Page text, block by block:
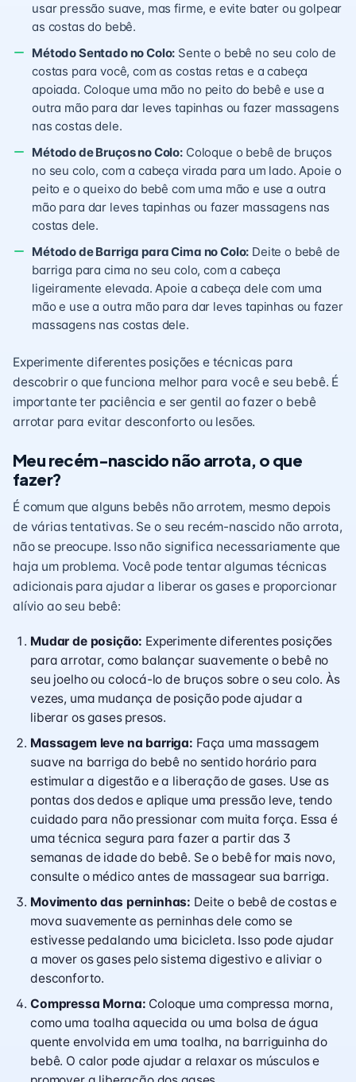
usar pressão suave, mas firme, e evite bater ou golpear
as costas do bebê.
Método Sentado no Colo: Sente o bebê no seu colo de
costas para você, com as costas retas e a cabeça
apoiada. Coloque uma mão no peito do bebê e use a
outra mão para dar leves tapinhas ou fazer massagens
nas costas dele.
Método de Bruços no Colo: Coloque o bebê de bruços
no seu colo, com a cabeça virada para um lado. Apoie o
peito e o queixo do bebê com uma mão e use a outra
mão para dar leves tapinhas ou fazer massagens nas
costas dele.
Método de Barriga para Cima no Colo: Deite o bebê de
barriga para cima no seu colo, com a cabeça
ligeiramente elevada. Apoie a cabeça dele com uma
mão e use a outra mão para dar leves tapinhas ou fazer
massagens nas costas dele.
Experimente diferentes posições e técnicas para
descobrir o que funciona melhor para você e seu bebê. É
importante ter paciência e ser gentil ao fazer o bebê
arrotar para evitar desconforto ou lesões.
Meu recém-nascido não arrota, o que
fazer?
É comum que alguns bebês não arrotem, mesmo depois
de várias tentativas. Se o seu recém-nascido não arrota,
não se preocupe. Isso não significa necessariamente que
haja um problema. Você pode tentar algumas técnicas
adicionais para ajudar a liberar os gases e proporcionar
alívio ao seu bebê:
Mudar de posição: Experimente diferentes posições
para arrotar, como balançar suavemente o bebê no
seu joelho ou colocá-lo de bruços sobre o seu colo. Às
vezes, uma mudança de posição pode ajudar a
liberar os gases presos.
Massagem leve na barriga: Faça uma massagem
suave na barriga do bebê no sentido horário para
estimular a digestão e a liberação de gases. Use as
pontas dos dedos e aplique uma pressão leve, tendo
cuidado para não pressionar com muita força. Essa é
uma técnica segura para fazer a partir das 3
semanas de idade do bebê. Se o bebê for mais novo,
consulte o médico antes de massagear sua barriga.
Movimento das perninhas: Deite o bebê de costas e
mova suavemente as perninhas dele como se
estivesse pedalando uma bicicleta. Isso pode ajudar
a mover os gases pelo sistema digestivo e aliviar o
desconforto.
Compressa Morna: Coloque uma compressa morna,
como uma toalha aquecida ou uma bolsa de água
quente envolvida em uma toalha, na barriguinha do
bebê. O calor pode ajudar a relaxar os músculos e